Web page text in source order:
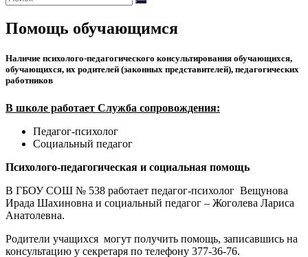
Помощь обучающимся
Наличие психолого-педагогического консультирования обучающихся,
обучающихся, их родителей (законных представителей), педагогических
работников
В школе работает Служба сопровождения:
Педагог-психолог
Социальный педагог
Психолого-педагогическая и социальная помощь
В ГБОУ СОШ № 538 работает педагог-психолог Вещунова
Ирада Шахиновна и социальный педагог – Жоголева Лариса
Анатолевна.
Родители учащихся могут получить помощь, записавшись на
консультацию у секретаря по телефону 377-36-76.